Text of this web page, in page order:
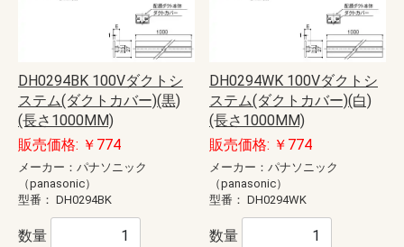
DH0294BK 100Vダクトシ
ステム(ダクトカバー)(黒)
(長さ1000MM)
販売価格: ￥774
メーカー：パナソニック
（panasonic）
型番： DH0294BK
数量
DH0294WK 100Vダクトシ
ステム(ダクトカバー)(白)
(長さ1000MM)
販売価格: ￥774
メーカー：パナソニック
（panasonic）
型番： DH0294WK
数量